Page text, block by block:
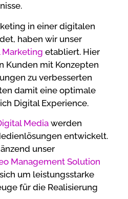
in einer digitalen
haben wir unser
Marketing etabliert. Hier
Kunden mit Konzepten
zu verbesserten
damit eine optimale
Digital Experience.
Media werden
entwickelt.
unser
Management Solution
um leistungsstarke
für die Realisierung